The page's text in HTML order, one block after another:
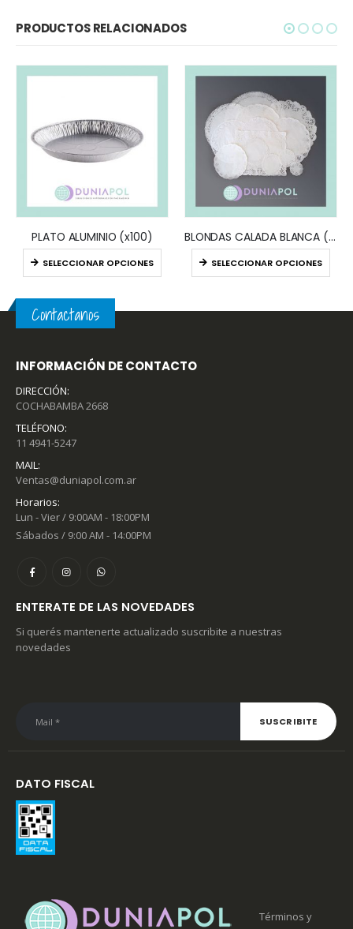
PRODUCTOS RELACIONADOS
PLATO ALUMINIO (x100)
SELECCIONAR OPCIONES
BLONDAS CALADA BLANCA (x100)
SELECCIONAR OPCIONES
Contactanos
INFORMACIÓN DE CONTACTO
DIRECCIÓN:
COCHABAMBA 2668
TELÉFONO:
11 4941-5247
MAIL:
Ventas@duniapol.com.ar
Horarios:
Lun - Vier / 9:00AM - 18:00PM
Sábados / 9:00 AM - 14:00PM
ENTERATE DE LAS NOVEDADES
Si querés mantenerte actualizado suscribite a nuestras
novedades
DATO FISCAL
Términos y